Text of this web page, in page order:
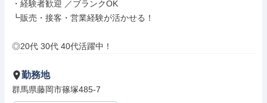
・経験者歓迎 ／ブランクOK
┗販売・接客・営業経験が活かせる！
◎20代 30代 40代活躍中！
勤務地
群馬県藤岡市篠塚485-7